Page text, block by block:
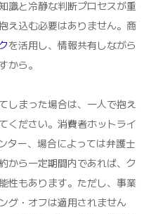
識と冷静な判断プロセスが重
え込む必要はありません。商
を活用し、情報共有しながら
から。
しまった場合は、一人で抱え
ください。消費者ホットライ
ター、場合によっては弁護士
から一定期間内であれば、ク
性もあります。ただし、事業
グ・オフは適用されません